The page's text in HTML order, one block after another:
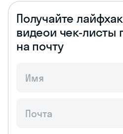
Получайте
видеои чек-листы
на почту